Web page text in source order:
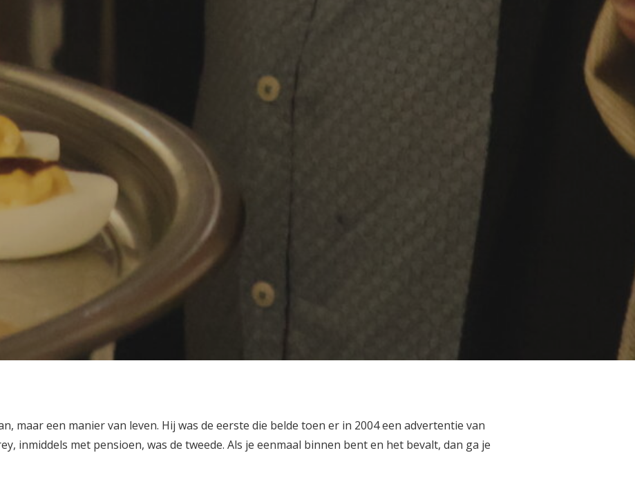
maar een manier van leven. Hij was de eerste die belde toen er in 2004 een advertentie van
inmiddels met pensioen, was de tweede. Als je eenmaal binnen bent en het bevalt, dan ga je